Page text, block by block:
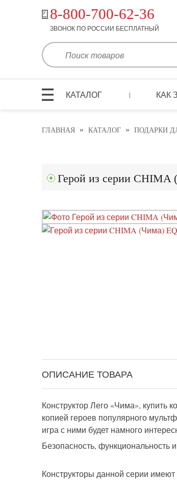
8-800-700-62-36
ЗВОНОК ПО РОССИИ БЕСПЛАТНЫЙ
КАТАЛОГ | КАК
ГЛАВНАЯ » КАТАЛОГ » ПОДАРКИ
Герой из серии
ОПИСАНИЕ ТОВАРА
Конструктор Лего «Чима», купить
копией героев популярного
игра с ними будет намного
Безопасность, функциональность
Конструкторы данной серии